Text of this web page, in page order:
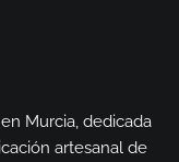
Murcia, dedicada
artesanal de